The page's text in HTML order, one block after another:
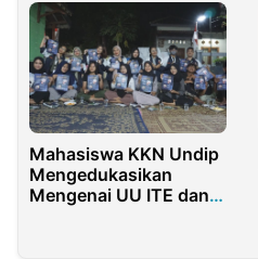
Sukses
Mahasiswa KKN Undip
Mengedukasikan
Mengenai UU ITE dan